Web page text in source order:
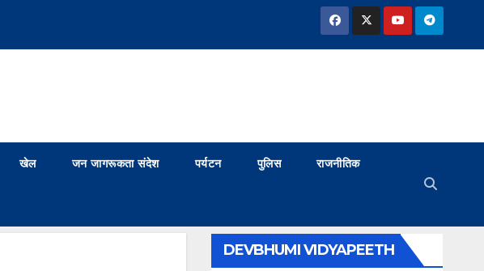
खेल जन जागरूकता संदेश पर्यटन पुलिस राजनीतिक
DEVBHUMI VIDYAPEETH